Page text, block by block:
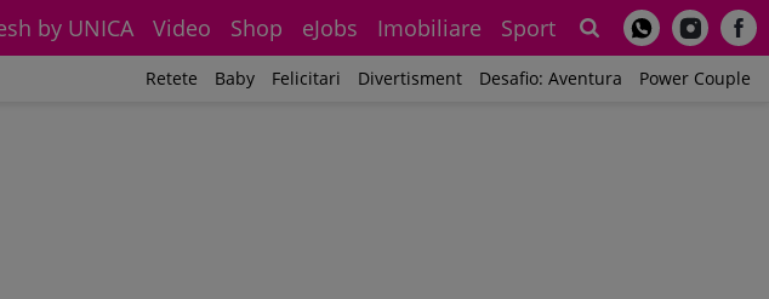
by UNICA Video Shop eJobs Imobiliare Sport
Retete Baby Felicitari Divertisment Desafio: Aventura Power Couple